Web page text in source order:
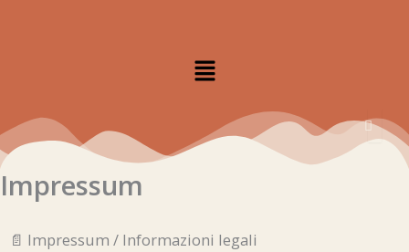
Menü
Impressum
📄 Impressum / Informazioni legali